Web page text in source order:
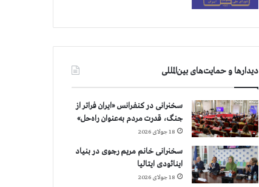
دیدارها و حمایت‌های بین‌المللی
سخنرانی در کنفرانس «ایران فراتر از
جنگ، قدرت مردم به‌عنوان راه‌حل»
18 جولای 2026
سخنرانی خانم مریم رجوی در بنیاد
اینائودی ایتالیا
18 جولای 2026